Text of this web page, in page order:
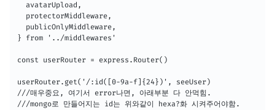
  avatarUpload,
  protectorMiddleware,
  publicOnlyMiddleware,
} from '../middlewares'
const userRouter = express.Router()
userRouter.get('/:id([0-9a-f]{24})', seeUser)
///매우중요, 여기서 error나면, 아래부분 다 안먹힘.
///mongo로 만들어지는 id는 위와같이 hexa?화 시켜주어야함.